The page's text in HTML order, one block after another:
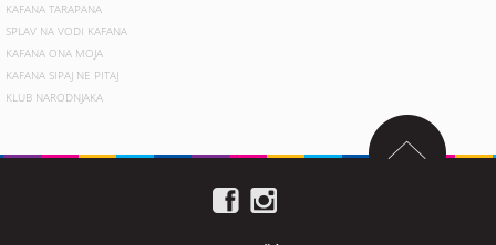
KAFANA TARAPANA
SPLAV NA VODI KAFANA
KAFANA ONA MOJA
KAFANA SIPAJ NE PITAJ
KLUB NARODNJAKA